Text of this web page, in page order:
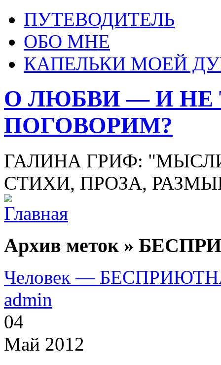
ПУТЕВОДИТЕЛЬ
ОБО МНЕ
КАПЕЛЬКИ МОЕЙ
О ЛЮБВИ — И НЕ
ПОГОВОРИМ?
ГАЛИНА ГРИФ:
СТИХИ, ПРОЗА,
Архив меток »
Человек —
admin
04
Май 2012